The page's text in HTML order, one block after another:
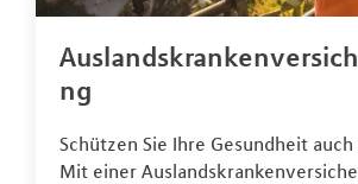
ng
Schützen Sie Ihre Gesundheit auch
Mit einer